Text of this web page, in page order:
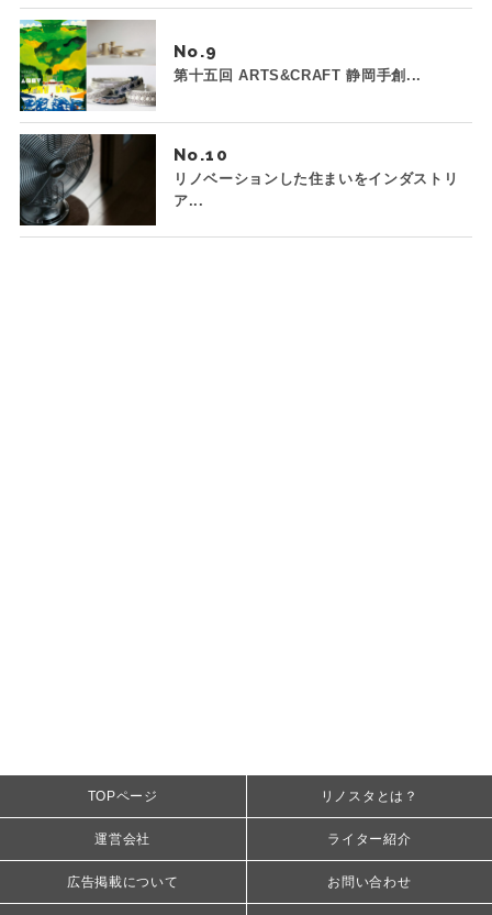
No.
第十五回 ARTS&CRAFT 静岡手創...
No.
リノベーションした住まいをインダストリ
ア...
TOPページ リノスタとは？
運営会社 ライター紹介
広告掲載について お問い合わせ